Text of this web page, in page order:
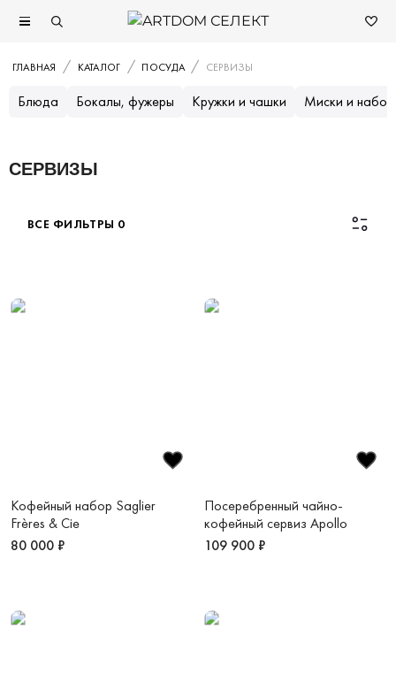
ГЛАВНАЯ КАТАЛОГ ПОСУДА СЕРВИЗЫ
Блюда Бокалы, фужеры Кружки и чашки Миски и
СЕРВИЗЫ
ВСЕ ФИЛЬТРЫ 0
Кофейный набор Saglier
Frères & Cie
80 000 ₽
Посеребренный чайно-
кофейный сервиз Apollo
109 900 ₽